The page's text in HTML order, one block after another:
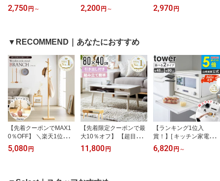
る冷水筒 タワー ラウン
ド 1.2L 単品/セット towe
ポット 食洗機対応 洗い
やすい 茶こし付き お茶
ポット ピッチャー 麦茶
ボトル おしゃれ ホワイ
ト ブラック 10686 1068
2,750円 ～
ー セット tower 山崎実業
お茶 ボトル 冷蔵庫 ピッ
水ポット パッキンなし
食洗機対応 スリムジャグ
水差し 1.2L ドアポケッ
ト おしゃれ ブラック ホ
ワイト 1646 1647 Works
2,200円 ～
る冷水筒 タワー 2.2L tow
er 冷水筒 麦茶ポット 大
る 麦茶ボトル 麦茶 ポッ
ト 縦置き ブラック ホワ
イト 10029 10030 Work
s
2,970円
▼RECOMMEND｜あなたにおすすめ
【先着クーポンでMAX1
0％OFF】 ＼楽天1位獲得
★／ ポールハンガー 木
製 北欧 おしゃれ スリム
コンパクト 帽子掛け か
5,080円
【先着限定クーポンで最
大10％オフ】 【超目玉
価格！】 ローテーブル
おしゃれ 白 引き出し リ
チュラル 一人暮らし 木
11,800円
【ランキング1位入
賞！】[ キッチン家電下
スライドテーブル タワー
tower 山崎実業 ] レンジ
6,820円 ～